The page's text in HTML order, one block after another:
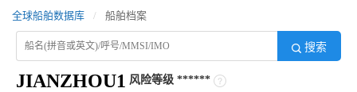
全球船舶数据库 / 船舶档案
搜索
JIANZHOU1 风险等级 ******